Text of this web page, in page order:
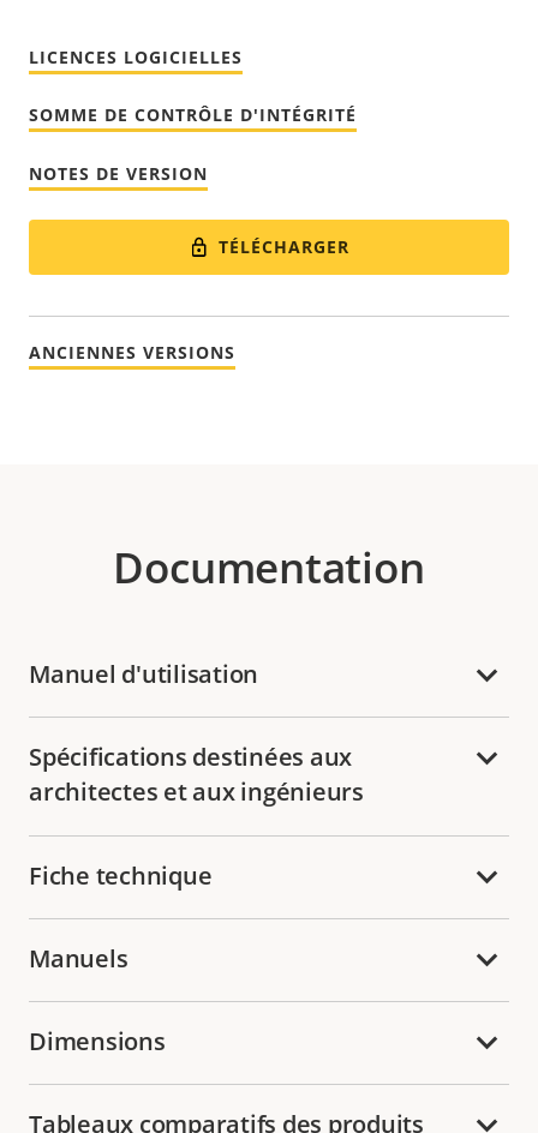
LICENCES LOGICIELLES
SOMME DE CONTRÔLE D'INTÉGRITÉ
NOTES DE VERSION
TÉLÉCHARGER
ANCIENNES VERSIONS
Documentation
Manuel d'utilisation
Spécifications destinées aux
architectes et aux ingénieurs
Fiche technique
Manuels
Dimensions
Tableaux comparatifs des produits